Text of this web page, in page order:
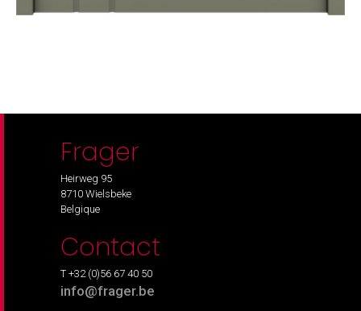
Frager
Heirweg 95
8710 Wielsbeke
Belgique
Contact
T +32 (0)56 67 40 50
info@frager.be